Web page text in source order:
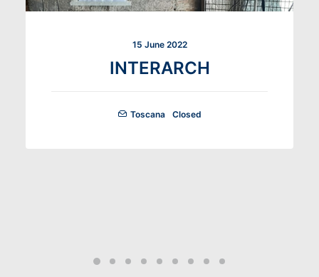
15 June 2022
INTERARCH
Toscana Closed